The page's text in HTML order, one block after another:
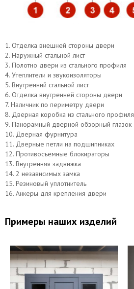
1. Отделка внешней стороны двери
2. Наружный стальной лист
3. Полотно двери из стального профиля
4. Утеплители и звукоизоляторы
5. Внутренний стальной лист
6. Отделка внутренней стороны двери
7. Наличник по периметру двери
8. Дверная коробка из стального профиля
9. Панорамный дверной обзорный глазок
10. Дверная фурнитура
11. Дверные петли на подшипниках
12. Противосъемные блокираторы
13. Внутренняя задвижка
14. 2 независимых замка
15. Резиновый уплотнитель
16. Анкеры для крепления двери
Примеры наших изделий